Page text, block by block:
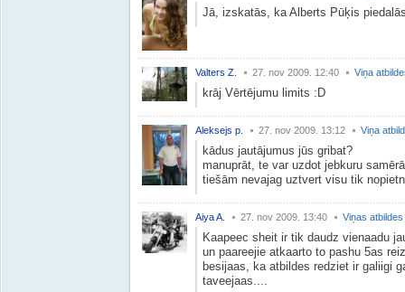
Jā, izskatās, ka Alberts Pūķis
Valters Z. 27. nov 2009. 12:40 Viņa
krāj Vērtējumu limits :D
Aleksejs p. 27. nov 2009. 13:12 Viņa
kādus jautājumus jūs gribat?
manuprāt, te var uzdot jebkuru
tiešām nevajag uztvert visu tik
Aiya A. 27. nov 2009. 13:40 Viņas atbildes
Kaapeec sheit ir tik daudz vienaadu
un paareejie atkaarto to pashu 5as
besijaas, ka atbildes redziet ir galiigi
taveejaas....